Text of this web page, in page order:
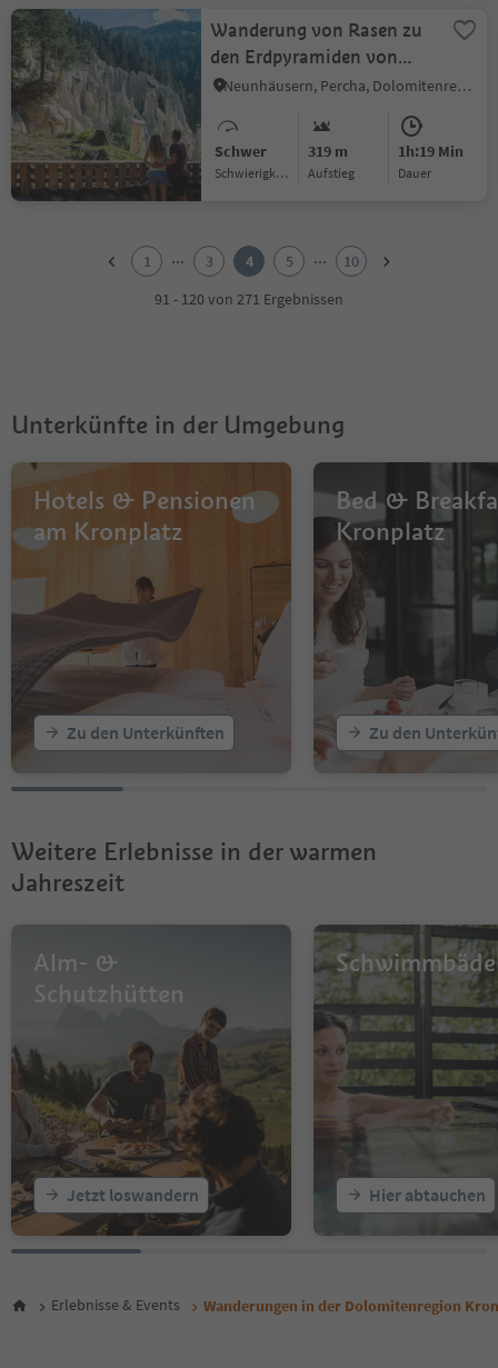
Wanderung von Rasen zu
den Erdpyramiden von
Platten
Neunhäusern, Percha, Dolomitenregion Kronplatz
Schwer
Schwierigkeitsgrad
319 m
Aufstieg
1h:19 Min
Dauer
10
1 ... 3 4 5 ...
10
91 - 120 von 271 Ergebnissen
Unterkünfte in der Umgebung
Hotels & Pensionen
am Kronplatz
Zu den Unterkünften
Bed &
Kronplatz
Zu den
Weitere Erlebnisse in der warmen
Jahreszeit
Alm- &
Schutzhütten
Jetzt loswandern Hier abtauchen
Erlebnisse & Events Wanderungen in der Dolomitenregion